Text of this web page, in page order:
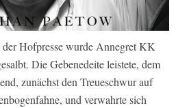
Hofpresse wurde Annegret KK
Die Gebenedeite leistete, dem
zunächst den Treueschwur auf
und verwahrte sich